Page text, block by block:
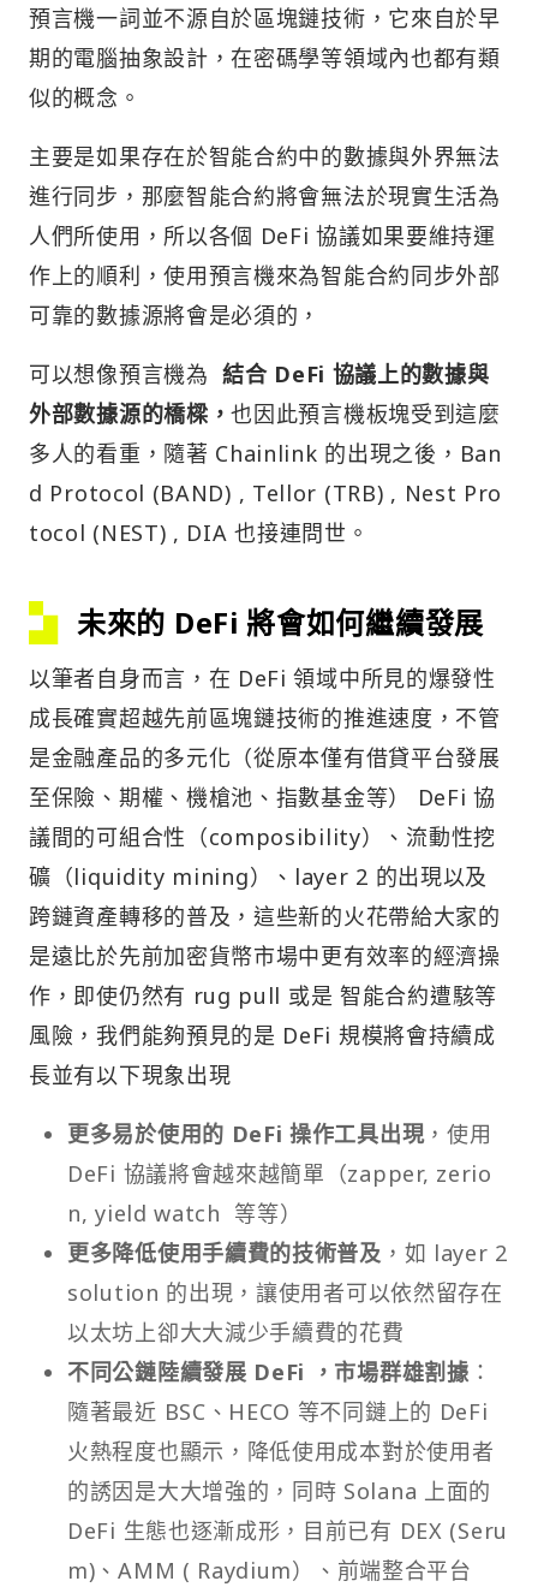
預言機一詞並不源自於區塊鏈技術，它來自於早
期的電腦抽象設計，在密碼學等領域內也都有類
似的概念。
主要是如果存在於智能合約中的數據與外界無法
進行同步，那麼智能合約將會無法於現實生活為
人們所使用，所以各個 DeFi 協議如果要維持運
作上的順利，使用預言機來為智能合約同步外部
可靠的數據源將會是必須的，
可以想像預言機為 結合 DeFi 協議上的數據與
外部數據源的橋樑，也因此預言機板塊受到這麼
多人的看重，隨著 Chainlink 的出現之後，Ban
d Protocol (BAND) , Tellor (TRB) , Nest Pro
tocol (NEST) , DIA 也接連問世。​
未來的 DeFi 將會如何繼續發展
以筆者自身而言，在 DeFi 領域中所見的爆發性
成長確實超越先前區塊鏈技術的推進速度，不管
是金融產品的多元化（從原本僅有借貸平台發展
至保險、期權、機槍池、指數基金等） DeFi 協
議間的可組合性（composibility）、流動性挖
礦（liquidity mining）、layer 2 的出現以及
跨鏈資產轉移的普及，這些新的火花帶給大家的
是遠比於先前加密貨幣市場中更有效率的經濟操
作，即使仍然有 rug pull 或是 智能合約遭駭等
風險，我們能夠預見的是 DeFi 規模將會持續成
長並有以下現象出現
更多易於使用的 DeFi 操作工具出現，使用
DeFi 協議將會越來越簡單（zapper, zerio
n, yield watch 等等）
更多降低使用手續費的技術普及 ，如 layer 2
solution 的出現，讓使用者可以依然留存在
以太坊上卻大大減少手續費的花費
不同公鏈陸續發展 DeFi ，市場群雄割據 ：
隨著最近 BSC、HECO 等不同鏈上的 DeFi
火熱程度也顯示，降低使用成本對於使用者
的誘因是大大增強的，同時 Solana 上面的
DeFi 生態也逐漸成形，目前已有 DEX (Seru
m)、AMM ( Raydium）、前端整合平台